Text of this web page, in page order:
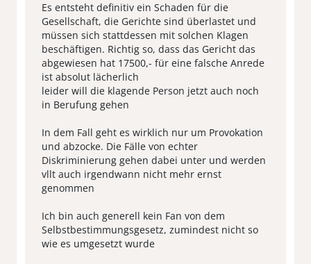
Es entsteht definitiv ein Schaden für die
Gesellschaft, die Gerichte sind überlastet und
müssen sich stattdessen mit solchen Klagen
beschäftigen. Richtig so, dass das Gericht das
abgewiesen hat 17500,- für eine falsche Anrede
ist absolut lächerlich
leider will die klagende Person jetzt auch noch
in Berufung gehen
In dem Fall geht es wirklich nur um Provokation
und abzocke. Die Fälle von echter
Diskriminierung gehen dabei unter und werden
vllt auch irgendwann nicht mehr ernst
genommen
Ich bin auch generell kein Fan von dem
Selbstbestimmungsgesetz, zumindest nicht so
wie es umgesetzt wurde